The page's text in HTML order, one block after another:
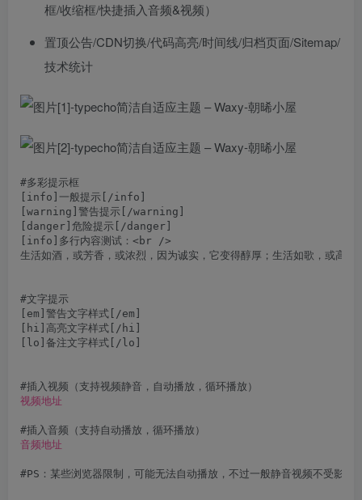
框/收缩框/快捷插入音频&视频）
置顶公告/CDN切换/代码高亮/时间线/归档页面/Sitemap/
技术统计
#多彩提示框
[info]一般提示[/info]
[warning]警告提示[/warning]
[danger]危险提示[/danger]
[info]多行内容测试：<br />
生活如酒，或芳香，或浓烈，因为诚实，它变得醇厚；生活如歌，或
#文字提示
[em]警告文字样式[/em]
[hi]高亮文字样式[/hi]
[lo]备注文字样式[/lo]
视频地址
音频地址
#PS：某些浏览器限制，可能无法自动播放，不过一般静音视频不受影响~